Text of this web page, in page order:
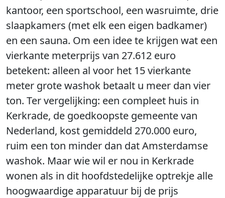
kantoor, een sportschool, een wasruimte, drie
slaapkamers (met elk een eigen badkamer)
en een sauna. Om een idee te krijgen wat een
vierkante meterprijs van 27.612 euro
betekent: alleen al voor het 15 vierkante
meter grote washok betaalt u meer dan vier
ton. Ter vergelijking: een compleet huis in
Kerkrade, de goedkoopste gemeente van
Nederland, kost gemiddeld 270.000 euro,
ruim een ton minder dan dat Amsterdamse
washok. Maar wie wil er nou in Kerkrade
wonen als in dit hoofdstedelijke optrekje alle
hoogwaardige apparatuur bij de prijs